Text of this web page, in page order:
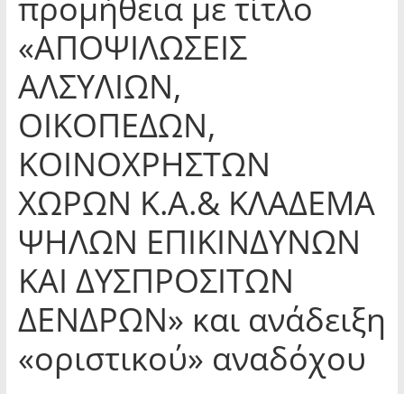
«ΑΠΟΨΙΛΩΣΕΙΣ
ΑΛΣΥΛΙΩΝ,
ΟΙΚΟΠΕΔΩΝ,
ΚΟΙΝΟΧΡΗΣΤΩΝ
ΧΩΡΩΝ Κ.Α.& ΚΛΑΔΕΜΑ
ΨΗΛΩΝ ΕΠΙΚΙΝΔΥΝΩΝ
ΚΑΙ ΔΥΣΠΡΟΣΙΤΩΝ
ΔΕΝΔΡΩΝ» και ανάδειξη
«οριστικού» αναδόχου